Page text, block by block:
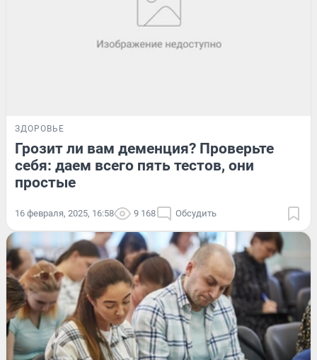
ЗДОРОВЬЕ
Грозит ли вам деменция? Проверьте
себя: даем всего пять тестов, они
простые
16 февраля, 2025, 16:58 9 168 Обсудить